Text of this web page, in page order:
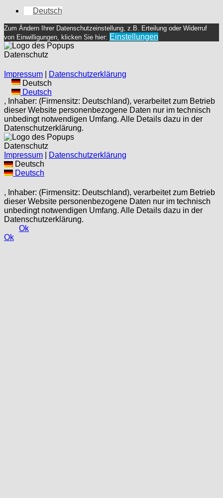
Deutsch
Zum Ändern Ihrer Datenschutzeinstellung, z.B. Erteilung oder Widerruf
von Einwilligungen, klicken Sie hier: Einstellungen
Datenschutz
Impressum
Datenschutzerklärung
Deutsch
Deutsch
, Inhaber: (Firmensitz: Deutschland), verarbeitet zum Betrieb
dieser Website personenbezogene Daten nur im technisch
unbedingt notwendigen Umfang. Alle Details dazu in der
Datenschutzerklärung.
Datenschutz
Impressum
Datenschutzerklärung
Deutsch
Deutsch
, Inhaber: (Firmensitz: Deutschland), verarbeitet zum Betrieb
dieser Website personenbezogene Daten nur im technisch
unbedingt notwendigen Umfang. Alle Details dazu in der
Datenschutzerklärung.
Ok
Ok